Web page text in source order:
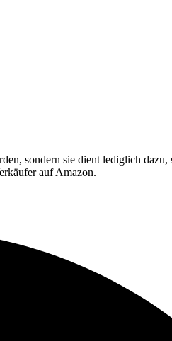
sondern sie dient lediglich
auf Amazon.